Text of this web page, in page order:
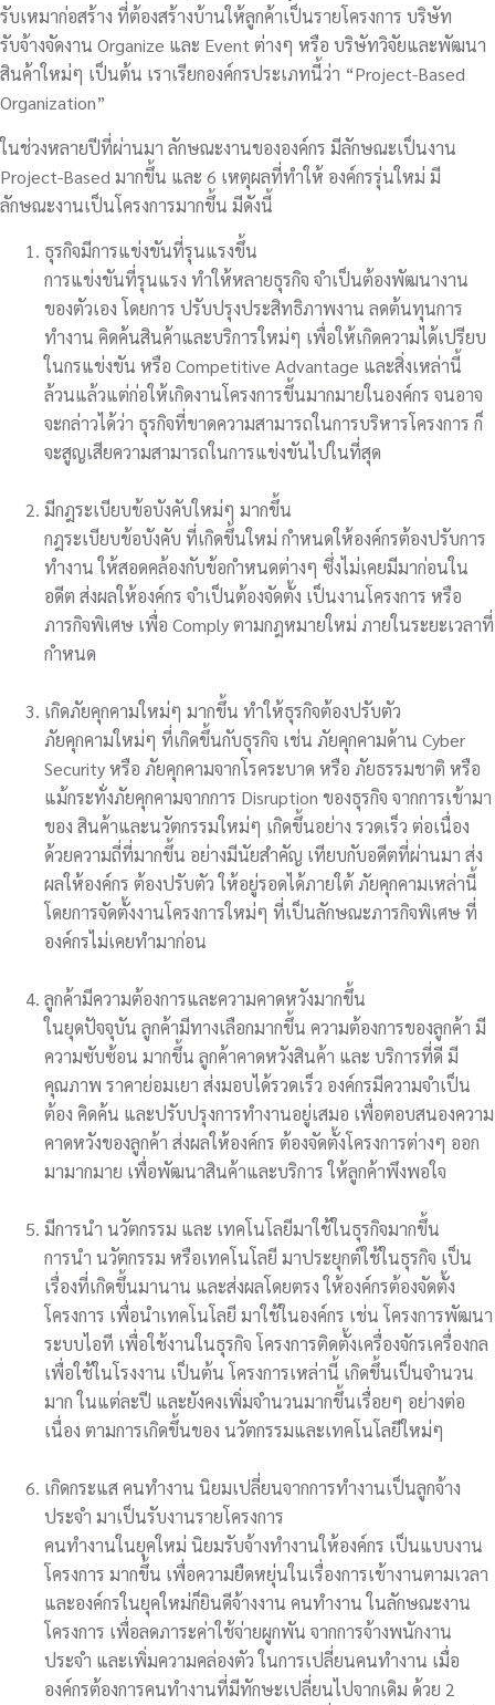
รับเหมาก่อสร้าง ที่ต้องสร้างบ้านให้ลูกค้าเป็นรายโครงการ บริษัท
รับจ้างจัดงาน Organize และ Event ต่างๆ หรือ บริษัทวิจัยและพัฒนา
สินค้าใหม่ๆ เป็นต้น เราเรียกองค์กรประเภทนี้ว่า “Project-Based
Organization”
ในช่วงหลายปีที่ผ่านมา ลักษณะงานขององค์กร มีลักษณะเป็นงาน
Project-Based มากขึ้น และ 6 เหตุผลที่ทำให้ องค์กรรุ่นใหม่ มี
ลักษณะงานเป็นโครงการมากขึ้น มีดังนี้
ธุรกิจมีการแข่งขันที่รุนแรงขึ้น
การแข่งขันที่รุนแรง ทำให้หลายธุรกิจ จำเป็นต้องพัฒนางาน
ของตัวเอง โดยการ ปรับปรุงประสิทธิภาพงาน ลดต้นทุนการ
ทำงาน คิดค้นสินค้าและบริการใหม่ๆ เพื่อให้เกิดความได้เปรียบ
ในกรแข่งขัน หรือ Competitive Advantage และสิ่งเหล่านี้
ล้วนแล้วแต่ก่อให้เกิดงานโครงการขึ้นมากมายในองค์กร จนอาจ
จะกล่าวได้ว่า ธุรกิจที่ขาดความสามารถในการบริหารโครงการ ก็
จะสูญเสียความสามารถในการแข่งขันไปในที่สุด
มีกฎระเบียบข้อบังคับใหม่ๆ มากขึ้น
กฎระเบียบข้อบังคับ ที่เกิดขึ้นใหม่ กำหนดให้องค์กรต้องปรับการ
ทำงาน ให้สอดคล้องกับข้อกำหนดต่างๆ ซึ่งไม่เคยมีมาก่อนใน
อดีต ส่งผลให้องค์กร จำเป็นต้องจัดตั้ง เป็นงานโครงการ หรือ
ภารกิจพิเศษ เพื่อ Comply ตามกฎหมายใหม่ ภายในระยะเวลาที่
กำหนด
เกิดภัยคุกคามใหม่ๆ มากขึ้น ทำให้ธุรกิจต้องปรับตัว
ภัยคุกคามใหม่ๆ ที่เกิดขึ้นกับธุรกิจ เช่น ภัยคุกคามด้าน Cyber
Security หรือ ภัยคุกคามจากโรคระบาด หรือ ภัยธรรมชาติ หรือ
แม้กระทั่งภัยคุกคามจากการ Disruption ของธุรกิจ จากการเข้ามา
ของ สินค้าและนวัตกรรมใหม่ๆ เกิดขึ้นอย่าง รวดเร็ว ต่อเนื่อง
ด้วยความถี่ที่มากขึ้น อย่างมีนัยสำคัญ เทียบกับอดีตที่ผ่านมา ส่ง
ผลให้องค์กร ต้องปรับตัว ให้อยู่รอดได้ภายใต้ ภัยคุกคามเหล่านี้
โดยการจัดตั้งงานโครงการใหม่ๆ ที่เป็นลักษณะภารกิจพิเศษ ที่
องค์กรไม่เคยทำมาก่อน
ลูกค้ามีความต้องการและความคาดหวังมากขึ้น
ในยุดปัจจุบัน ลูกค้ามีทางเลือกมากขึ้น ความต้องการของลูกค้า มี
ความซับซ้อน มากขึ้น ลูกค้าคาดหวังสินค้า และ บริการที่ดี มี
คุณภาพ ราคาย่อมเยา ส่งมอบได้รวดเร็ว องค์กรมีความจำเป็น
ต้อง คิดค้น และปรับปรุงการทำงานอยู่เสมอ เพื่อตอบสนองความ
คาดหวังของลูกค้า ส่งผลให้องค์กร ต้องจัดตั้งโครงการต่างๆ ออก
มามากมาย เพื่อพัฒนาสินค้าและบริการ ให้ลูกค้าพึงพอใจ
มีการนำ นวัตกรรม และ เทคโนโลยีมาใช้ในธุรกิจมากขึ้น
การนำ นวัตกรรม หรือเทคโนโลยี มาประยุกต์ใช้ในธุรกิจ เป็น
เรื่องที่เกิดขึ้นมานาน และส่งผลโดยตรง ให้องค์กรต้องจัดตั้ง
โครงการ เพื่อนำเทคโนโลยี มาใช้ในองค์กร เช่น โครงการพัฒนา
ระบบไอที เพื่อใช้งานในธุรกิจ โครงการติดตั้งเครื่องจักรเครื่องกล
เพื่อใช้ในโรงงาน เป็นต้น โครงการเหล่านี้ เกิดขึ้นเป็นจำนวน
มาก ในแต่ละปี และยังคงเพิ่มจำนวนมากขึ้นเรื่อยๆ อย่างต่อ
เนื่อง ตามการเกิดขึ้นของ นวัตกรรมและเทคโนโลยีใหม่ๆ
เกิดกระแส คนทำงาน นิยมเปลี่ยนจากการทำงานเป็นลูกจ้าง
ประจำ มาเป็นรับงานรายโครงการ
คนทำงานในยุคใหม่ นิยมรับจ้างทำงานให้องค์กร เป็นแบบงาน
โครงการ มากขึ้น เพื่อความยืดหยุ่นในเรื่องการเข้างานตามเวลา
และองค์กรในยุคใหม่ก็ยินดีจ้างงาน คนทำงาน ในลักษณะงาน
โครงการ เพื่อลดภาระค่าใช้จ่ายผูกพัน จากการจ้างพนักงาน
ประจำ และเพิ่มความคล่องตัว ในการเปลี่ยนคนทำงาน เมื่อ
องค์กรต้องการคนทำงานที่มีทักษะเปลี่ยนไปจากเดิม ด้วย 2